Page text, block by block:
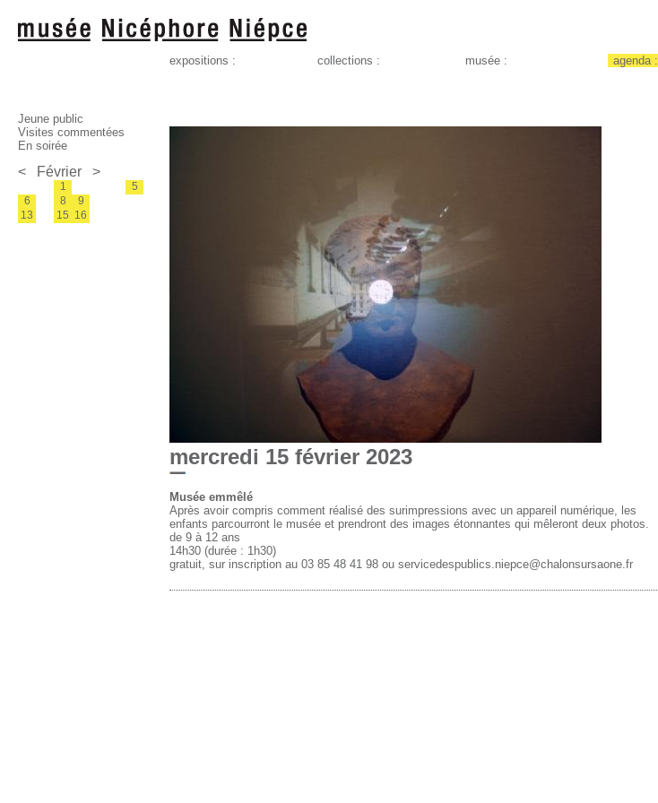
expositions : collections : musée : agenda :
Jeune public
Visites commentées
En soirée
< Février >
1
5
6
8
9
13
15 16
mercredi 15 février 2023
Musée emmêlé
Après avoir compris comment réalisé des surimpressions avec un appareil numérique, les
enfants parcourront le musée et prendront des images étonnantes qui mêleront deux photos.
de 9 à 12 ans
14h30 (durée : 1h30)
gratuit, sur inscription au 03 85 48 41 98 ou servicedespublics.niepce@chalonsursaone.fr